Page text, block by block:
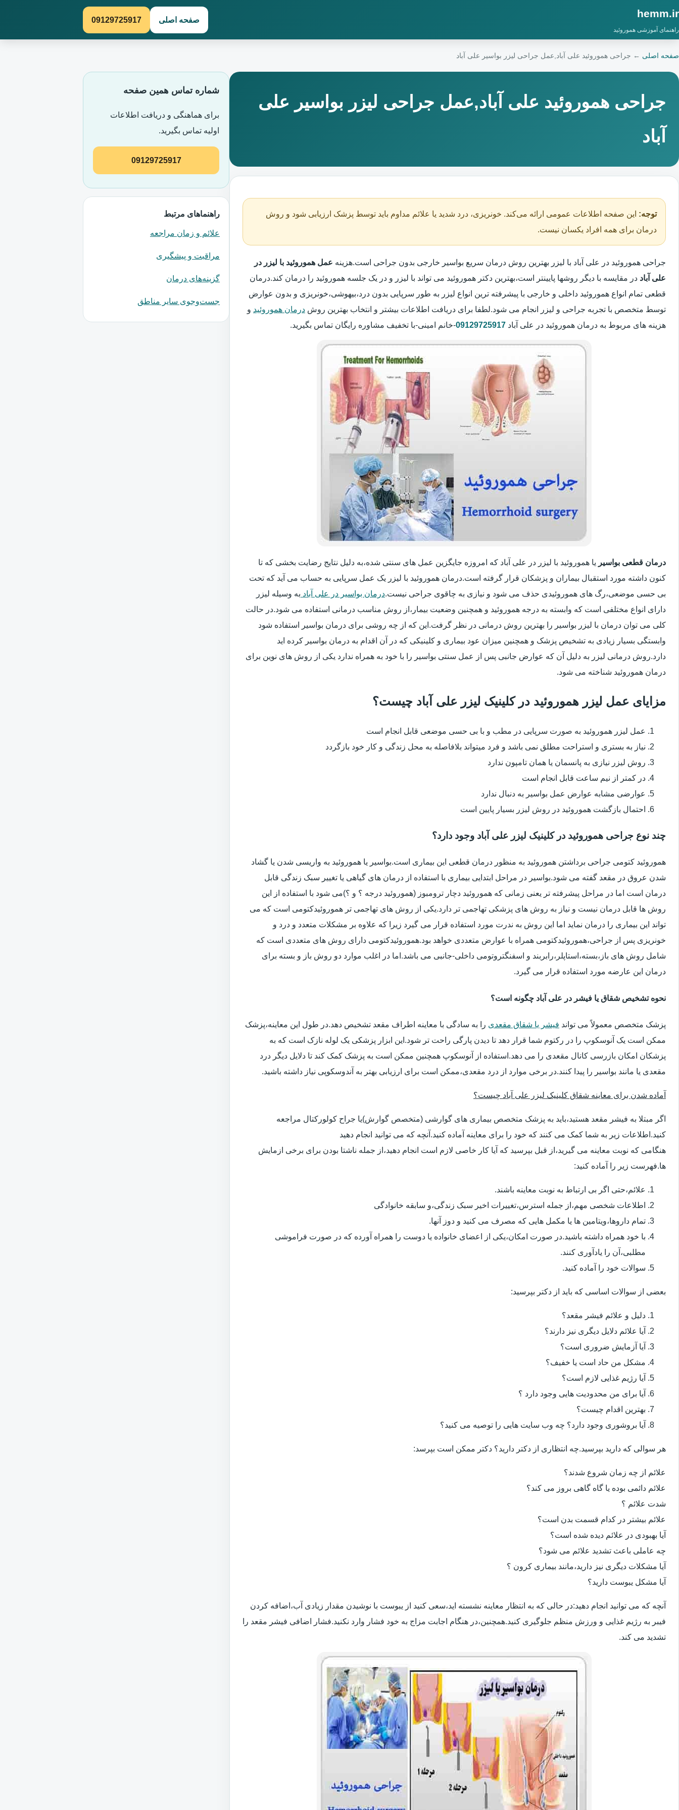
hemm.ir
راهنمای آموزشی هموروئید
صفحه اصلی 09129725917
صفحه اصلی ← جراحی هموروئید علی آباد,عمل جراحی لیزر بواسیر علی آباد
جراحی هموروئید علی آباد,عمل جراحی لیزر بواسیر علی
آباد
توجه: این صفحه اطلاعات عمومی ارائه می‌کند. خونریزی، درد شدید یا علائم مداوم باید توسط پزشک ارزیابی شود و روش
درمان برای همه افراد یکسان نیست.
جراحی هموروئید در علی آباد با لیزر بهترین روش درمان سریع بواسیر خارجی بدون جراحی است.هزینه عمل هموروئید با لیزر در
علی آباد در مقایسه با دیگر روشها پایینتر است،بهترین دکتر هموروئید می تواند با لیزر و در یک جلسه هموروئید را درمان کند.درمان
قطعی تمام انواع هموروئید داخلی و خارجی با پیشرفته ترین انواع لیزر به طور سرپایی بدون درد،بیهوشی،خونریزی و بدون عوارض
توسط متخصص با تجربه جراحی و لیزر انجام می شود.لطفا برای دریافت اطلاعات بیشتر و انتخاب بهترین روش درمان هموروئید و
هزینه های مربوط به درمان هموروئید در علی آباد 09129725917-خانم امینی-با تخفیف مشاوره رایگان تماس بگیرید.
درمان قطعی بواسیر یا هموروئید با لیزر در علی آباد که امروزه جایگزین عمل های سنتی شده،به دلیل نتایج رضایت بخشی که تا
کنون داشته مورد استقبال بیماران و پزشکان قرار گرفته است.درمان هموروئید با لیزر یک عمل سرپایی به حساب می آید که تحت
بی حسی موضعی،رگ های هموروئیدی حذف می شود و نیازی به چاقوی جراحی نیست.درمان بواسیر در علی آباد به وسیله لیزر
دارای انواع مختلفی است که وابسته به درجه هموروئید و همچنین وضعیت بیمار،از روش مناسب درمانی استفاده می شود.در حالت
کلی می توان درمان با لیزر بواسیر را بهترین روش درمانی در نظر گرفت.این که از چه روشی برای درمان بواسیر استفاده شود
وابستگی بسیار زیادی به تشخیص پزشک و همچنین میزان عود بیماری و کلینیکی که در آن اقدام به درمان بواسیر کرده اید
دارد.روش درمانی لیزر به دلیل آن که عوارض جانبی پس از عمل سنتی بواسیر را با خود به همراه ندارد یکی از روش های نوین برای
درمان هموروئید شناخته می شود.
مزایای عمل لیزر هموروئید در کلینیک لیزر علی آباد چیست؟
عمل لیزر هموروئید به صورت سرپایی در مطب و با بی حسی موضعی قابل انجام است
نیاز به بستری و استراحت مطلق نمی باشد و فرد میتواند بلافاصله به محل زندگی و کار خود بازگردد
روش لیزر نیازی به پانسمان یا همان تامپون ندارد
در کمتر از نیم ساعت قابل انجام است
عوارضی مشابه عوارض عمل بواسیر به دنبال ندارد
احتمال بازگشت هموروئید در روش لیزر بسیار پایین است
چند نوع جراحی هموروئید در کلینیک لیزر علی آباد وجود دارد؟
هموروئید کتومی جراحی برداشتن هموروئید به منظور درمان قطعی این بیماری است.بواسیر یا هموروئید به واریسی شدن یا گشاد
شدن عروق در مقعد گفته می شود.بواسیر در مراحل ابتدایی بیماری با استفاده از درمان های گیاهی یا تغییر سبک زندگی قابل
درمان است اما در مراحل پیشرفته تر یعنی زمانی که هموروئید دچار ترومبوز (هموروئید درجه ؟ و ؟)می شود با استفاده از این
روش ها قابل درمان نیست و نیاز به روش های پزشکی تهاجمی تر دارد.یکی از روش های تهاجمی تر هموروئیدکتومی است که می
تواند این بیماری را درمان نماید اما این روش به ندرت مورد استفاده قرار می گیرد زیرا که علاوه بر مشکلات متعدد و درد و
خونریزی پس از جراحی،هموروئیدکتومی همراه با عوارض متعددی خواهد بود.هموروئیدکتومی دارای روش های متعددی است که
شامل روش های باز،بسته،استاپلر،رابربند و اسفنگتروتومی داخلی-جانبی می باشد.اما در اغلب موارد دو روش باز و بسته برای
درمان این عارضه مورد استفاده قرار می گیرد.
نحوه تشخیص شقاق یا فیشر در علی آباد چگونه است؟
پزشک متخصص معمولاً می تواند فیشر یا شقاق مقعدی را به سادگی با معاینه اطراف مقعد تشخیص دهد.در طول این معاینه،پزشک
ممکن است یک آنوسکوپ را در رکتوم شما قرار دهد تا دیدن پارگی راحت تر شود.این ابزار پزشکی یک لوله نازک است که به
پزشکان امکان بازرسی کانال مقعدی را می دهد.استفاده از آنوسکوپ همچنین ممکن است به پزشک کمک کند تا دلایل دیگر درد
مقعدی یا مانند بواسیر را پیدا کنند.در برخی موارد از درد مقعدی،ممکن است برای ارزیابی بهتر به آندوسکوپی نیاز داشته باشید.
آماده شدن برای معاینه شقاق کلینیک لیزر علی آباد چیست؟
اگر مبتلا به فیشر مقعد هستید،باید به پزشک متخصص بیماری های گوارشی (متخصص گوارش)یا جراح کولورکتال مراجعه
کنید.اطلاعات زیر به شما کمک می کنند که خود را برای معاینه آماده کنید.آنچه که می توانید انجام دهید
هنگامی که نوبت معاینه می گیرید،از قبل بپرسید که آیا کار خاصی لازم است انجام دهید،از جمله ناشتا بودن برای برخی ازمایش
ها.فهرست زیر را آماده کنید:
علائم،حتی اگر بی ارتباط به نوبت معاینه باشند.
اطلاعات شخصی مهم،از جمله استرس،تغییرات اخیر سبک زندگی،و سابقه خانوادگی
تمام داروها،ویتامین ها یا مکمل هایی که مصرف می کنید و دوز آنها.
با خود همراه داشته باشید.در صورت امکان،یکی از اعضای خانواده یا دوست را همراه آورده که در صورت فراموشی
مطلبی،آن را یادآوری کنند.
سوالات خود را آماده کنید.
بعضی از سوالات اساسی که باید از دکتر بپرسید:
دلیل و علائم فیشر مقعد؟
آیا علائم دلایل دیگری نیز دارند؟
آیا آزمایش ضروری است؟
مشکل من حاد است یا خفیف؟
آیا رژیم غذایی لازم است؟
آیا برای من محدودیت هایی وجود دارد ؟
بهترین اقدام چیست؟
آیا بروشوری وجود دارد؟ چه وب سایت هایی را توصیه می کنید؟
هر سوالی که دارید بپرسید.چه انتظاری از دکتر دارید؟ دکتر ممکن است بپرسد:
علائم از چه زمان شروع شدند؟
علائم دائمی بوده یا گاه گاهی بروز می کند؟
شدت علائم ؟
علائم بیشتر در کدام قسمت بدن است؟
آیا بهبودی در علائم دیده شده است؟
چه عاملی باعث تشدید علائم می شود؟
آیا مشکلات دیگری نیز دارید،مانند بیماری کرون ؟
آیا مشکل یبوست دارید؟
آنچه که می توانید انجام دهید:در حالی که به انتظار معاینه نشسته اید،سعی کنید از یبوست با نوشیدن مقدار زیادی آب،اضافه کردن
فیبر به رژیم غذایی و ورزش منظم جلوگیری کنید.همچنین،در هنگام اجابت مزاج به خود فشار وارد نکنید.فشار اضافی فیشر مقعد را
تشدید می کند.
شماره تماس همین صفحه
برای هماهنگی و دریافت اطلاعات
اولیه تماس بگیرید.
09129725917
راهنماهای مرتبط
علائم و زمان مراجعه
مراقبت و پیشگیری
گزینه‌های درمان
جست‌وجوی سایر مناطق